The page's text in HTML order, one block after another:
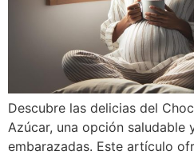
Descubre las delicias del
Azúcar, una opción saludable
embarazadas. Este artículo